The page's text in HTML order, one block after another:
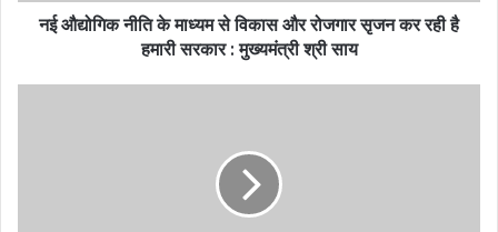
नई औद्योगिक नीति के माध्यम से विकास और रोजगार सृजन कर रही है
हमारी सरकार : मुख्यमंत्री श्री साय